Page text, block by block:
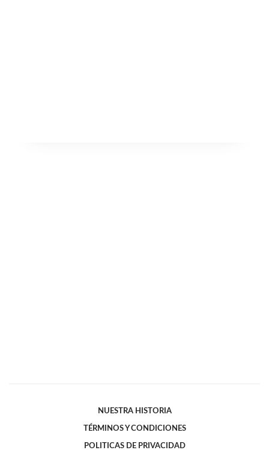
NUESTRA HISTORIA
TÉRMINOS Y CONDICIONES
POLITICAS DE PRIVACIDAD